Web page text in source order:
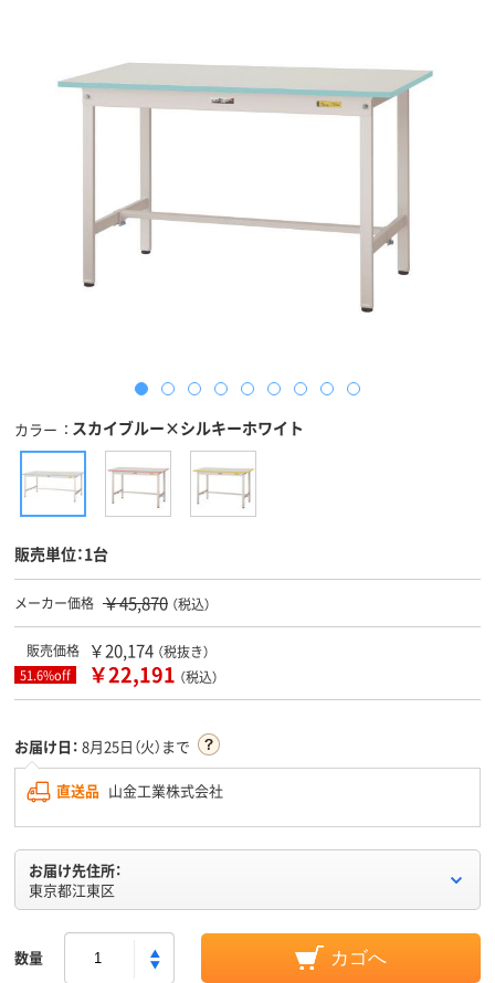
カラー スカイブルー×シルキーホワイト
販売単位：1台
メーカー価格 ￥45,870 （税込）
販売価格 ￥20,174 （税抜き）
51.6%off ￥22,191 （税込）
お届け日： 8月25日（火）まで
直送品 山金工業株式会社
お届け先住所：
東京都江東区
数量 カゴへ